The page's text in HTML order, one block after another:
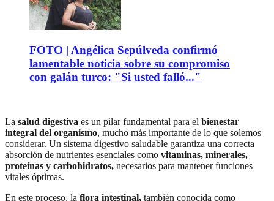
FOTO | Angélica Sepúlveda confirmó
lamentable noticia sobre su compromiso
con galán turco: "Si usted falló..."
La salud digestiva es un pilar fundamental para el bienestar
integral del organismo, mucho más importante de lo que solemos
considerar. Un sistema digestivo saludable garantiza una correcta
absorción de nutrientes esenciales como vitaminas, minerales,
proteínas y carbohidratos, necesarios para mantener funciones
vitales óptimas.
En este proceso, la flora intestinal, también conocida como